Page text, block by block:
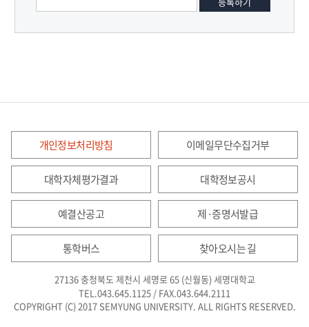
개인정보처리방침 이메일무단수집거부
대학자체평가결과 대학정보공시
예결산공고 제·증명서발급
통학버스 찾아오시는 길
27136 충청북도 제천시 세명로 65 (신월동) 세명대학교
TEL.043.645.1125 / FAX.043.644.2111
COPYRIGHT (C) 2017 SEMYUNG UNIVERSITY. ALL RIGHTS RESERVED.